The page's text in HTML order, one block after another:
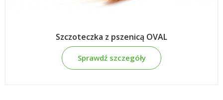
Szczoteczka z pszenicą OVAL
Sprawdź szczegóły